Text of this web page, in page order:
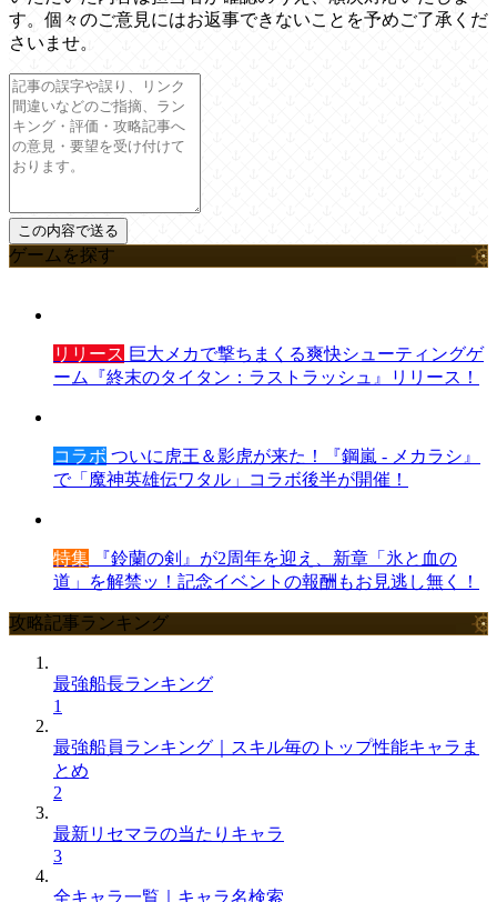
す。個々のご意見にはお返事できないことを予めご了承くだ
さいませ。
ゲームを探す
リリース 巨大メカで撃ちまくる爽快シューティングゲ
ーム『終末のタイタン：ラストラッシュ』リリース！
コラボ ついに虎王＆影虎が来た！『鋼嵐 - メカラシ』
で「魔神英雄伝ワタル」コラボ後半が開催！
特集 『鈴蘭の剣』が2周年を迎え、新章「氷と血の
道」を解禁ッ！記念イベントの報酬もお見逃し無く！
攻略記事ランキング
最強船長ランキング
1
最強船員ランキング｜スキル毎のトップ性能キャラま
とめ
2
最新リセマラの当たりキャラ
3
全キャラ一覧｜キャラ名検索